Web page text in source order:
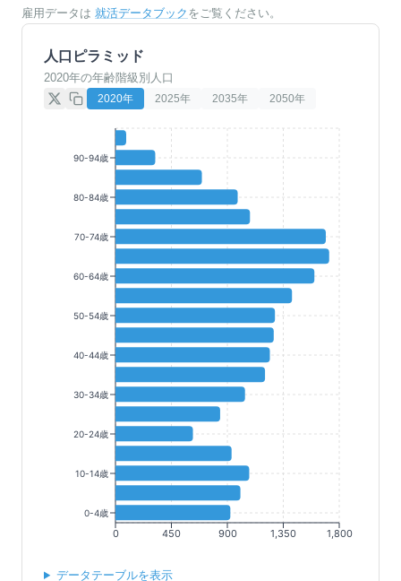
雇用データは 就活データブック をご覧ください。
人口ピラミッド
2020年の年齢階級別人口
2020年 2025年 2035年 2050年
0 450 900 1,350 1,800
90-94歳
80-84歳
70-74歳
60-64歳
50-54歳
40-44歳
30-34歳
20-24歳
10-14歳
0-4歳
データテーブルを表示